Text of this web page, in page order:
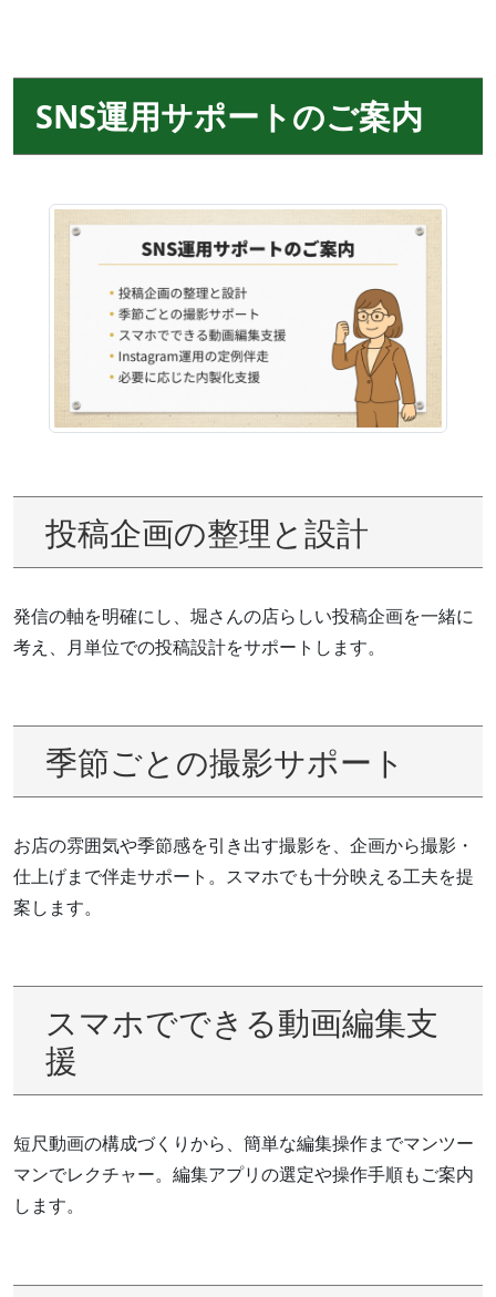
SNS運用サポートのご案内
投稿企画の整理と設計
発信の軸を明確にし、堀さんの店らしい投稿企画を一緒に
考え、月単位での投稿設計をサポートします。
季節ごとの撮影サポート
お店の雰囲気や季節感を引き出す撮影を、企画から撮影・
仕上げまで伴走サポート。スマホでも十分映える工夫を提
案します。
スマホでできる動画編集支
援
短尺動画の構成づくりから、簡単な編集操作までマンツー
マンでレクチャー。編集アプリの選定や操作手順もご案内
します。